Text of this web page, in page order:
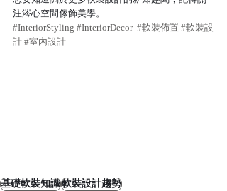
注涔心空間傢飾美學。
#InteriorStyling #InteriorDecor #軟裝佈置 #軟裝設
計 #室內設計
基礎軟裝知識軟裝設計趨勢